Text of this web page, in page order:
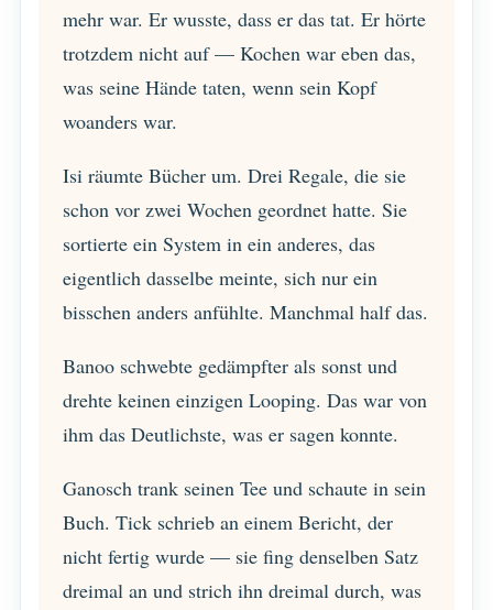
mehr war. Er wusste, dass er das tat. Er hörte
trotzdem nicht auf — Kochen war eben das,
was seine Hände taten, wenn sein Kopf
woanders war.
Isi räumte Bücher um. Drei Regale, die sie
schon vor zwei Wochen geordnet hatte. Sie
sortierte ein System in ein anderes, das
eigentlich dasselbe meinte, sich nur ein
bisschen anders anfühlte. Manchmal half das.
Banoo schwebte gedämpfter als sonst und
drehte keinen einzigen Looping. Das war von
ihm das Deutlichste, was er sagen konnte.
Ganosch trank seinen Tee und schaute in sein
Buch. Tick schrieb an einem Bericht, der
nicht fertig wurde — sie fing denselben Satz
dreimal an und strich ihn dreimal durch, was